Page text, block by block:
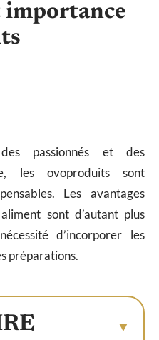
importance
passionnés et des
les ovoproduits sont
Les avantages
sont d’autant plus
d’incorporer les
préparations.